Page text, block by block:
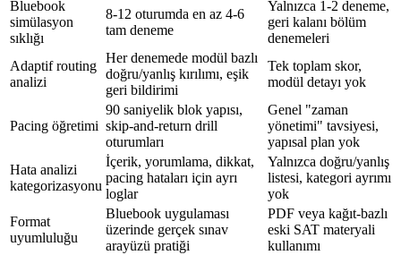
Bluebook
simülasyon
sıklığı
8-12 oturumda en az 4-6
tam deneme
Yalnızca 1-2 deneme,
geri kalanı bölüm
denemeleri
Adaptif routing
analizi
Her denemede modül bazlı
doğru/yanlış kırılımı, eşik
geri bildirimi
Tek toplam skor,
modül detayı yok
Pacing öğretimi
90 saniyelik blok yapısı,
skip-and-return drill
oturumları
Genel "zaman
yönetimi" tavsiyesi,
yapısal plan yok
Hata analizi
kategorizasyonu
İçerik, yorumlama, dikkat,
pacing hataları için ayrı
loglar
Yalnızca doğru/yanlış
listesi, kategori ayrımı
yok
Format
uyumluluğu
Bluebook uygulaması
üzerinde gerçek sınav
arayüzü pratiği
PDF veya kağıt-bazlı
eski SAT materyali
kullanımı